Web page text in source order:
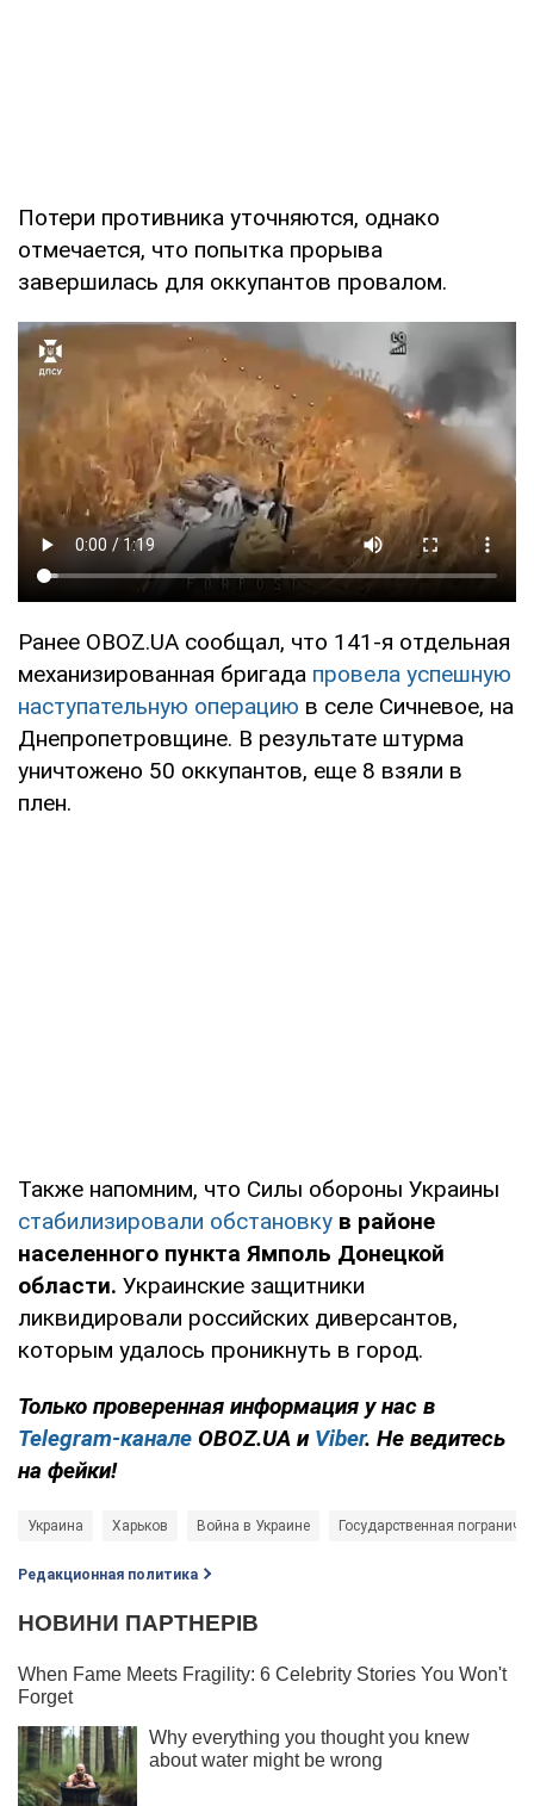
Потери противника уточняются, однако
отмечается, что попытка прорыва
завершилась для оккупантов провалом.
Ранее OBOZ.UA сообщал, что 141-я отдельная
механизированная бригада провела успешную
наступательную операцию в селе Сичневое, на
Днепропетровщине. В результате штурма
уничтожено 50 оккупантов, еще 8 взяли в
плен.
Также напомним, что Силы обороны Украины
стабилизировали обстановку в районе
населенного пункта Ямполь Донецкой
области. Украинские защитники
ликвидировали российских диверсантов,
которым удалось проникнуть в город.
Только проверенная информация у нас в
Telegram-канале OBOZ.UA и Viber. Не ведитесь
на фейки!
Украина Харьков Война в Украине Государственная
Редакционная политика